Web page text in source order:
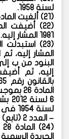
لسنة ١٩٥٨.
(٢١) ألغيت المادة ٢٥ بالقانون رقم ٧٥ لسنة ١٩٥٨.
(
١٩٨١ المشار إليه.
(
المشار إليه،
المادة
لسنة
– العدد ٢ (تابع) – ١٢ يناير سنة ٢٠١٢م.
(
الجريدة الرسمية العدد ٢٩ مكرر